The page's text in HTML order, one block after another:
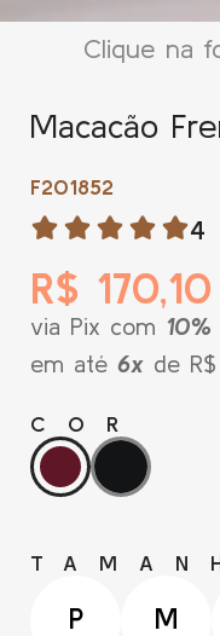
Clique na
Macacão
F201852
4
R$ 170,10
via Pix com
em até 6x de
COR
P M